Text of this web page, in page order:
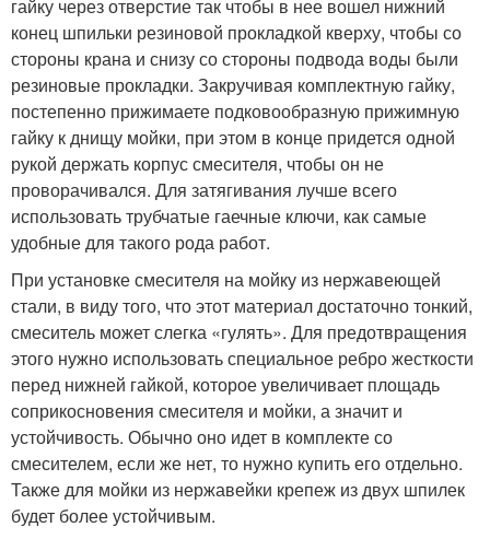
гайку через отверстие так чтобы в нее вошел нижний
конец шпильки резиновой прокладкой кверху, чтобы со
стороны крана и снизу со стороны подвода воды были
резиновые прокладки. Закручивая комплектную гайку,
постепенно прижимаете подковообразную прижимную
гайку к днищу мойки, при этом в конце придется одной
рукой держать корпус смесителя, чтобы он не
проворачивался. Для затягивания лучше всего
использовать трубчатые гаечные ключи, как самые
удобные для такого рода работ.
При установке смесителя на мойку из нержавеющей
стали, в виду того, что этот материал достаточно тонкий,
смеситель может слегка «гулять». Для предотвращения
этого нужно использовать специальное ребро жесткости
перед нижней гайкой, которое увеличивает площадь
соприкосновения смесителя и мойки, а значит и
устойчивость. Обычно оно идет в комплекте со
смесителем, если же нет, то нужно купить его отдельно.
Также для мойки из нержавейки крепеж из двух шпилек
будет более устойчивым.